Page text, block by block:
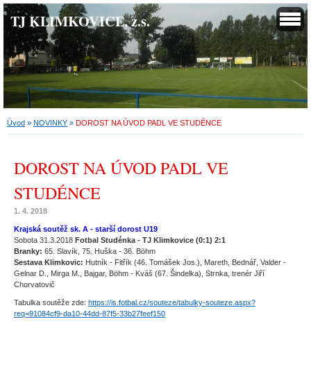
TJ KLIMKOVICE, z.s.
Úvod » NOVINKY » DOROST NA ÚVOD PADL VE STUDÉNCE
DOROST NA ÚVOD PADL VE
STUDÉNCE
1. 4. 2018
Krajská soutěž sk. A - starší dorost U19
Sobota 31.3.2018 Fotbal Studénka - TJ Klimkovice (0:1) 2:1
Branky: 65. Slavík, 75. Huška - 36. Böhm
Sestava Klimkovic: Hutník - Fitřík (46. Tomášek Jos.), Mareth, Bednář, Valder -
Gelnar D., Mirga M., Bajgar, Böhm - Kváš (67. Šindelka), Strnka, trenér Jiří
Chorvatovič
Tabulka soutěže zde: https://is.fotbal.cz/souteze/tabulky-souteze.aspx?
req=91084cf9-da10-44dd-87f5-33b27feef150